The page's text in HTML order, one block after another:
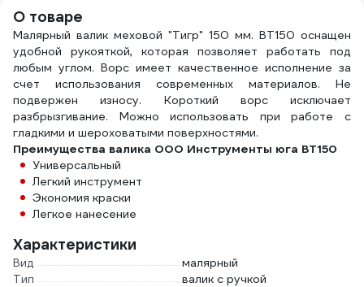
О товаре
Малярный валик меховой "Тигр" 150 мм. ВТ150 оснащен
удобной рукояткой, которая позволяет работать под
любым углом. Ворс имеет качественное исполнение за
счет использования современных материалов. Не
подвержен износу. Короткий ворс исключает
разбрызгивание. Можно использовать при работе с
гладкими и шероховатыми поверхностями.
Преимущества валика ООО Инструменты юга ВТ150
Универсальный
Легкий инструмент
Экономия краски
Легкое нанесение
Характеристики
Вид
малярный
Тип
валик с ручкой